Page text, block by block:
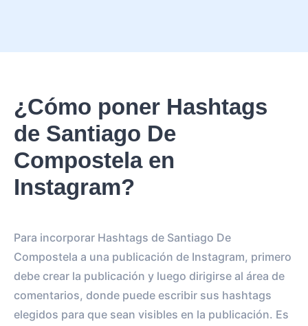
¿Cómo poner Hashtags
de Santiago De
Compostela en
Instagram?
Para incorporar Hashtags de Santiago De
Compostela a una publicación de Instagram, primero
debe crear la publicación y luego dirigirse al área de
comentarios, donde puede escribir sus hashtags
elegidos para que sean visibles en la publicación. Es